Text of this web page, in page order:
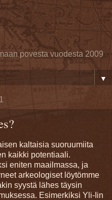
povesta vuodesta 2009
▼
kaltaisia suoruumiita
kaikki potentiaali.
eniten maailmassa, ja
arkeologiset löytömme
syystä lähes täysin
Esimerkiksi Yli-Iin